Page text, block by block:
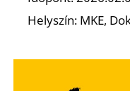
Helyszín: MKE,